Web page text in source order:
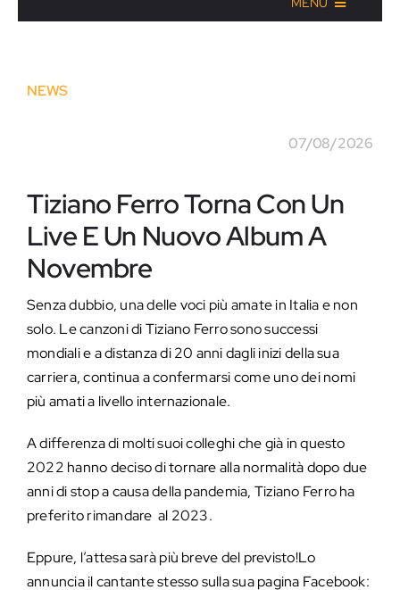
NEWS
07/08/2026
Tiziano Ferro Torna Con Un
Live E Un Nuovo Album A
Novembre
Senza dubbio, una delle voci più amate in Italia e non
solo. Le canzoni di Tiziano Ferro sono successi
mondiali e a distanza di 20 anni dagli inizi della sua
carriera, continua a confermarsi come uno dei nomi
più amati a livello internazionale.
A differenza di molti suoi colleghi che già in questo
2022 hanno deciso di tornare alla normalità dopo due
anni di stop a causa della pandemia, Tiziano Ferro ha
preferito rimandare al 2023.
Eppure, l’attesa sarà più breve del previsto!Lo
annuncia il cantante stesso sulla sua pagina Facebook: